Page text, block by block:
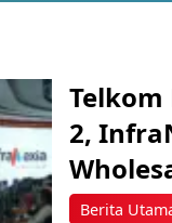
Berita
Telkom
2,